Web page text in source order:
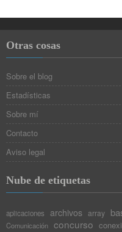
Otras cosas
Sobre el blog
Estadísticas
Sobre mí
Contacto
Aviso legal
Nube de etiquetas
aplicaciones archivos array
Comunicación concurso